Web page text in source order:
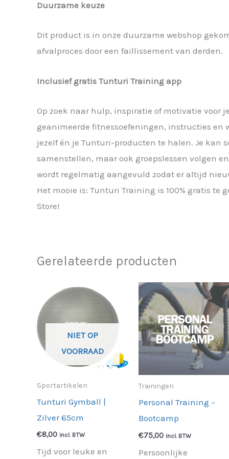
Duurzame keuze
Dit product is in onze duurzame webshop
afvalproces door een faillissement van derden.
Inclusief gratis Tunturi Training app
Op zoek naar hulp, inspiratie of motivatie
geanimeerde fitnessoefeningen, instructies en
jezelf én je Tunturi-producten te halen. Je kan
samenstellen, maar ook groepslessen volgen
wordt regelmatig aangevuld zodat er altijd
Het mooie is: Tunturi Training is 100% gratis te
Store!
Gerelateerde producten
NIET OP
VOORRAAD
Sportartikelen
Tunturi Gymball |
Zilver 65cm
€8,00 incl. BTW
Tijd voor leuke en
Trainingen
Personal Training –
Bootcamp
€75,00 incl. BTW
Persoonlijke